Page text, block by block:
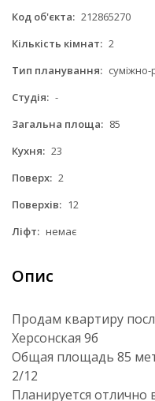
Код об'єкта: 212865270
Кількість кімнат: 2
Тип планування: суміжно-
Студія: -
Загальна площа: 85
Кухня: 23
Поверх: 2
Поверхів: 12
Ліфт: немає
Опис
Продам квартиру
Херсонская 9б
Общая площадь 85
2/12
Планируется отлично